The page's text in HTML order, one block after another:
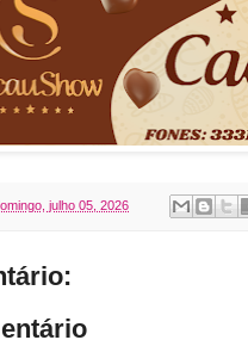
julho 05, 2026